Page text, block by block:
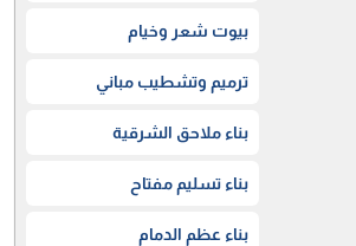
بيوت شعر وخيام
ترميم وتشطيب مباني
بناء ملاحق الشرقية
بناء تسليم مفتاح
بناء عظم الدمام